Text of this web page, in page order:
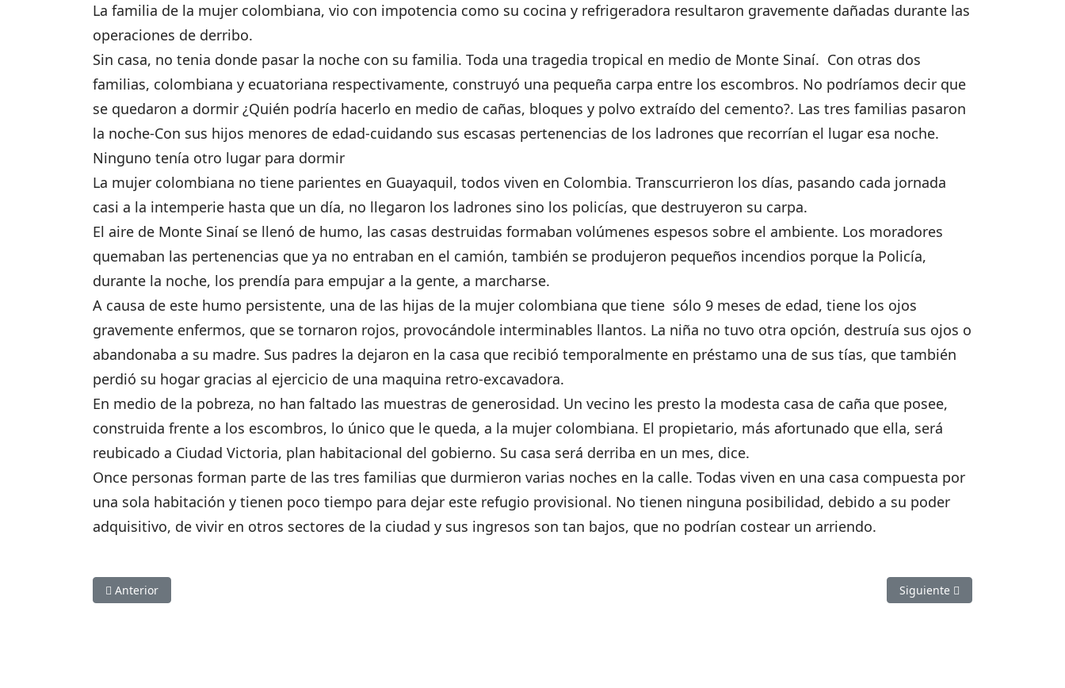
La familia de la mujer colombiana, vio con impotencia como su cocina y refrigeradora resultaron gravemente dañadas durante las
operaciones de derribo.
Sin casa, no tenia donde pasar la noche con su familia. Toda una tragedia tropical en medio de Monte Sinaí. Con otras dos
familias, colombiana y ecuatoriana respectivamente, construyó una pequeña carpa entre los escombros. No podríamos decir que
se quedaron a dormir ¿Quién podría hacerlo en medio de cañas, bloques y polvo extraído del cemento?. Las tres familias pasaron
la noche-Con sus hijos menores de edad-cuidando sus escasas pertenencias de los ladrones que recorrían el lugar esa noche.
Ninguno tenía otro lugar para dormir
La mujer colombiana no tiene parientes en Guayaquil, todos viven en Colombia. Transcurrieron los días, pasando cada jornada
casi a la intemperie hasta que un día, no llegaron los ladrones sino los policías, que destruyeron su carpa.
El aire de Monte Sinaí se llenó de humo, las casas destruidas formaban volúmenes espesos sobre el ambiente. Los moradores
quemaban las pertenencias que ya no entraban en el camión, también se produjeron pequeños incendios porque la Policía,
durante la noche, los prendía para empujar a la gente, a marcharse.
A causa de este humo persistente, una de las hijas de la mujer colombiana que tiene sólo 9 meses de edad, tiene los ojos
gravemente enfermos, que se tornaron rojos, provocándole interminables llantos. La niña no tuvo otra opción, destruía sus ojos o
abandonaba a su madre. Sus padres la dejaron en la casa que recibió temporalmente en préstamo una de sus tías, que también
perdió su hogar gracias al ejercicio de una maquina retro-excavadora.
En medio de la pobreza, no han faltado las muestras de generosidad. Un vecino les presto la modesta casa de caña que posee,
construida frente a los escombros, lo único que le queda, a la mujer colombiana. El propietario, más afortunado que ella, será
reubicado a Ciudad Victoria, plan habitacional del gobierno. Su casa será derriba en un mes, dice.
Once personas forman parte de las tres familias que durmieron varias noches en la calle. Todas viven en una casa compuesta por
una sola habitación y tienen poco tiempo para dejar este refugio provisional. No tienen ninguna posibilidad, debido a su poder
adquisitivo, de vivir en otros sectores de la ciudad y sus ingresos son tan bajos, que no podrían costear un arriendo.
Artículo anterior: REFUGIADO DENUNCIA A POLICIAS METROPOLITANOS
Anterior Artículo siguiente: TRES
Siguiente